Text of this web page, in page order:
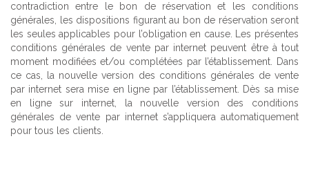
contradiction entre le bon de réservation et les conditions
générales, les dispositions figurant au bon de réservation seront
les seules applicables pour l’obligation en cause. Les présentes
conditions générales de vente par internet peuvent être à tout
moment modifiées et/ou complétées par l’établissement. Dans
ce cas, la nouvelle version des conditions générales de vente
par internet sera mise en ligne par l’établissement. Dès sa mise
en ligne sur internet, la nouvelle version des conditions
générales de vente par internet s’appliquera automatiquement
pour tous les clients.